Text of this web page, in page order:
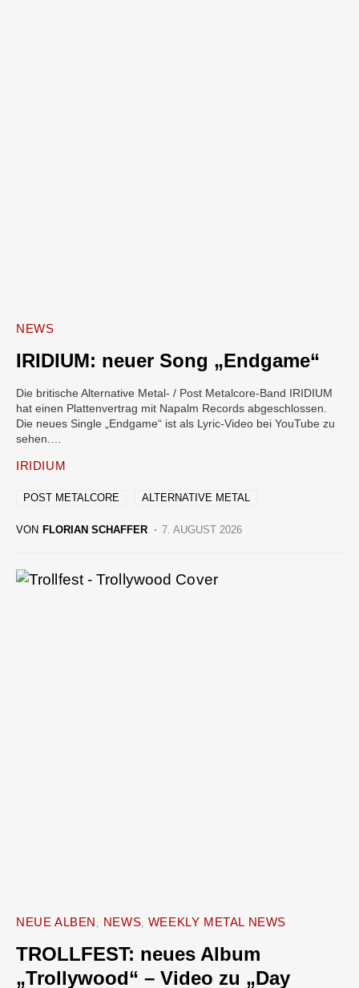
NEWS
IRIDIUM: neuer Song „Endgame“
Die britische Alternative Metal- / Post Metalcore-Band IRIDIUM
hat einen Plattenvertrag mit Napalm Records abgeschlossen.
Die neues Single „Endgame“ ist als Lyric-Video bei YouTube zu
sehen.…
IRIDIUM
POST METALCORE ALTERNATIVE METAL
VON FLORIAN SCHAFFER 7. AUGUST 2026
NEUE ALBEN NEWS WEEKLY METAL NEWS
TROLLFEST: neues Album
„Trollywood“ – Video zu „Day